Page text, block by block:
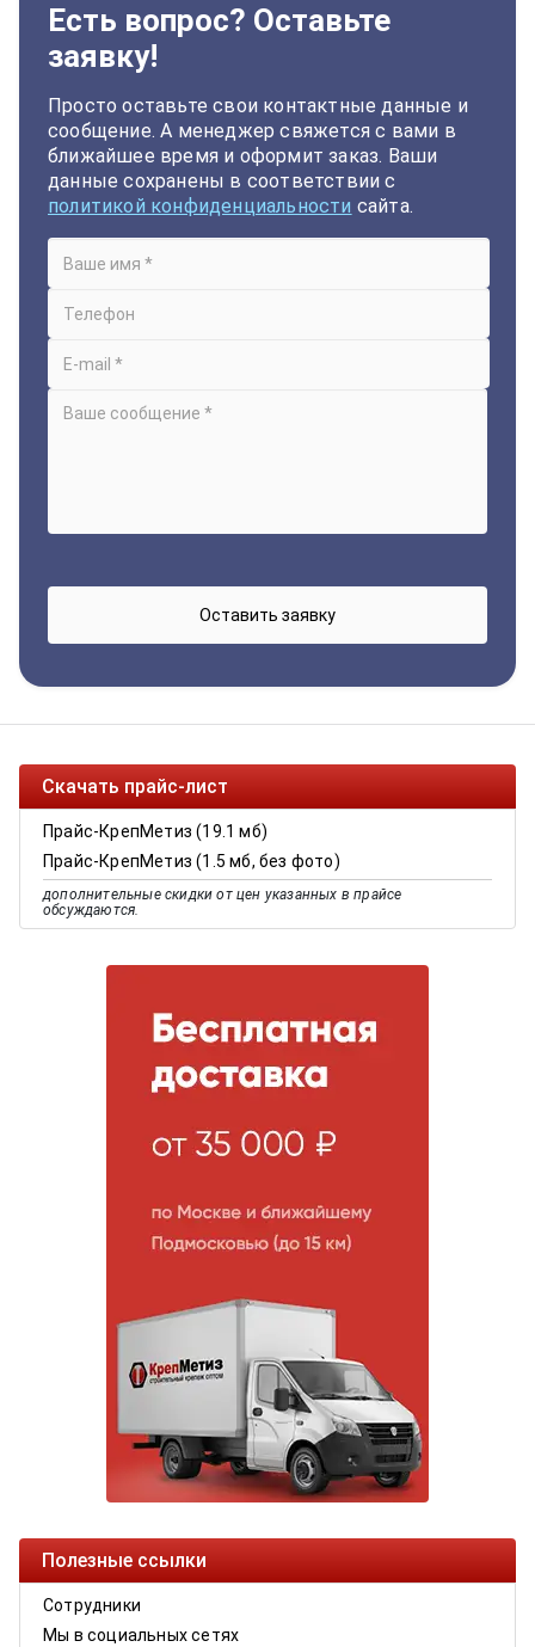
Есть вопрос? Оставьте
заявку!
Просто оставьте свои контактные данные и
сообщение. А менеджер свяжется с вами в
ближайшее время и оформит заказ. Ваши
данные сохранены в соответствии с
политикой конфиденциальности сайта.
Скачать прайс-лист
Прайс-КрепМетиз (19.1 мб)
Прайс-КрепМетиз (1.5 мб, без фото)
дополнительные скидки от цен указанных в прайсе
обсуждаются.
Полезные ссылки
Сотрудники
Мы в социальных сетях